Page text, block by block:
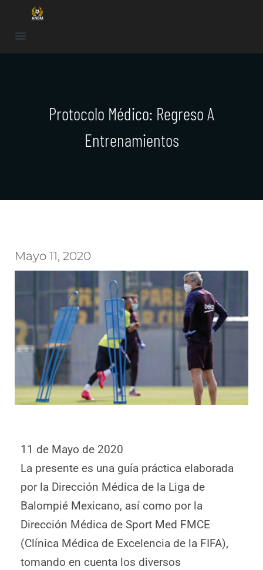
Protocolo Médico: Regreso A
Entrenamientos
Mayo 11, 2020
11 de Mayo de 2020
La presente es una guía práctica elaborada
por la Dirección Médica de la Liga de
Balompié Mexicano, así como por la
Dirección Médica de Sport Med FMCE
(Clínica Médica de Excelencia de la FIFA),
tomando en cuenta los diversos